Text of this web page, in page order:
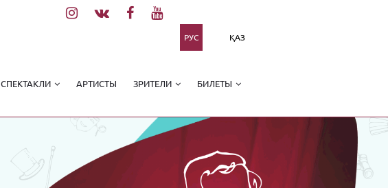
РУС ҚАЗ
СПЕКТАКЛИ АРТИСТЫ ЗРИТЕЛИ БИЛЕТЫ